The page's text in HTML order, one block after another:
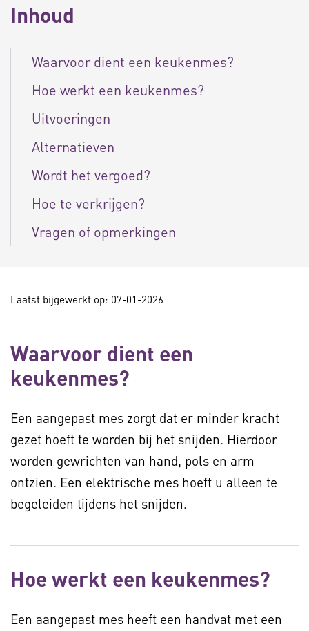
Inhoud
Waarvoor dient een keukenmes?
Hoe werkt een keukenmes?
Uitvoeringen
Alternatieven
Wordt het vergoed?
Hoe te verkrijgen?
Vragen of opmerkingen
Laatst bijgewerkt op: 07-01-2026
Waarvoor dient een
keukenmes?
Een aangepast mes zorgt dat er minder kracht
gezet hoeft te worden bij het snijden. Hierdoor
worden gewrichten van hand, pols en arm
ontzien. Een elektrische mes hoeft u alleen te
begeleiden tijdens het snijden.
Hoe werkt een keukenmes?
Een aangepast mes heeft een handvat met een